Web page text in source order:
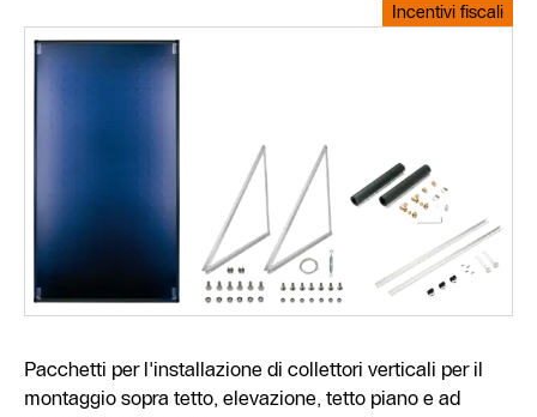
Incentivi fiscali
Pacchetti per l'installazione di collettori verticali per il
montaggio sopra tetto, elevazione, tetto piano e ad